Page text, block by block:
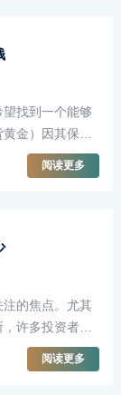
找到一个能够
金）因其保值
很多人来说，买
方式。本文将
阅读更多
的焦点。尤其
许多投资者通
手伦敦金涨1个点
场波动是至关重
阅读更多